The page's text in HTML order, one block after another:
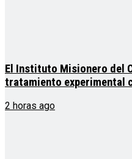
El Instituto Misionero del
tratamiento experimental
2 horas ago